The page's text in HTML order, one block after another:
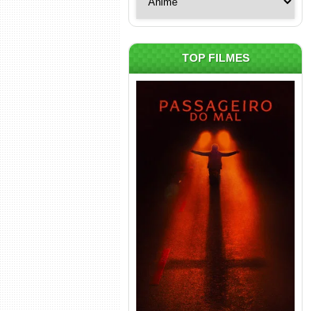
TOP FILMES
Passageiro do Mal Torrent
(2026) WEB-DL 1080p Dual
Áudio